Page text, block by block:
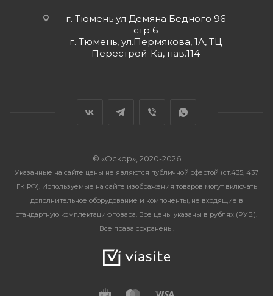
г. Тюмень ул Демяна Бедного 96
стр 6
г. Тюмень, ул.Пермякова, 1А, ТЦ
Перестрой-Ка, пав.114
© «Оскор», 2020-2026
Указанные на сайте цены не являются публичной офертой (ст.435, 437
ГК РФ). Используемые на сайте изображения товаров могут включать
дополнительное оборудование и компоненты, не входящие в
стандартную комплектацию товара. Все цены указаны в рублях (PУБ.).
Все права сохранены.